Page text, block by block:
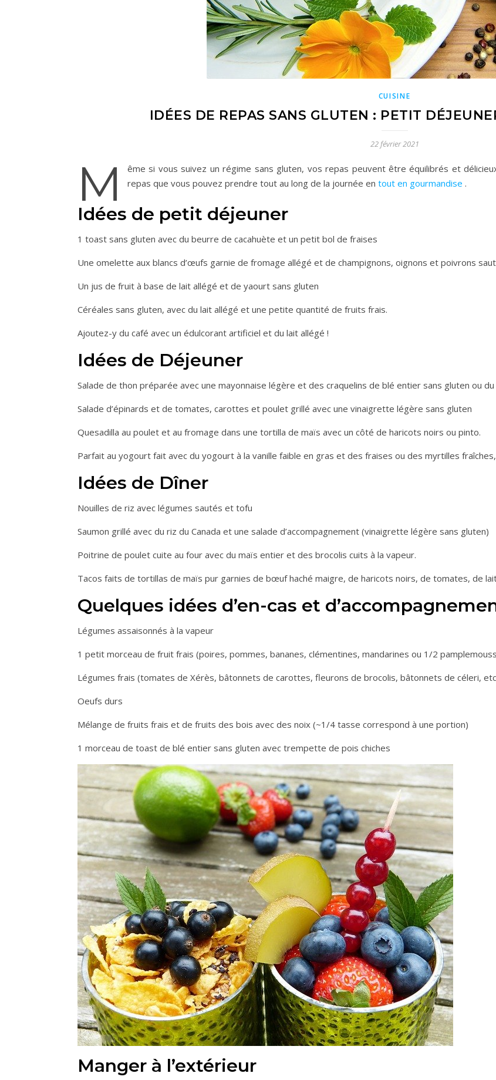
CUISINE
IDÉES DE REPAS SANS GLUTEN : PETIT
22 février 2021
M
ême si vous suivez un régime sans gluten, vos repas peuvent être équilibrés et
repas que vous pouvez prendre tout au long de la journée en tout en gourmandise .
Idées de petit déjeuner
1 toast sans gluten avec du beurre de cacahuète et un petit bol de fraises
Une omelette aux blancs d’œufs garnie de fromage allégé et de champignons, oignons et poivrons
Un jus de fruit à base de lait allégé et de yaourt sans gluten
Céréales sans gluten, avec du lait allégé et une petite quantité de fruits frais.
Ajoutez-y du café avec un édulcorant artificiel et du lait allégé !
Idées de Déjeuner
Salade de thon préparée avec une mayonnaise légère et des craquelins de blé entier sans gluten ou
Salade d’épinards et de tomates, carottes et poulet grillé avec une vinaigrette légère sans gluten
Quesadilla au poulet et au fromage dans une tortilla de maïs avec un côté de haricots noirs ou pinto.
Parfait au yogourt fait avec du yogourt à la vanille faible en gras et des fraises ou des myrtilles
Idées de Dîner
Nouilles de riz avec légumes sautés et tofu
Saumon grillé avec du riz du Canada et une salade d’accompagnement (vinaigrette légère sans gluten)
Poitrine de poulet cuite au four avec du maïs entier et des brocolis cuits à la vapeur.
Tacos faits de tortillas de maïs pur garnies de bœuf haché maigre, de haricots noirs, de tomates, de
Quelques idées d’en-cas et
Légumes assaisonnés à la vapeur
1 petit morceau de fruit frais (poires, pommes, bananes, clémentines, mandarines ou 1/2
Légumes frais (tomates de Xérès, bâtonnets de carottes, fleurons de brocolis, bâtonnets de céleri,
Oeufs durs
Mélange de fruits frais et de fruits des bois avec des noix (~1/4 tasse correspond à une portion)
1 morceau de toast de blé entier sans gluten avec trempette de pois chiches
Manger à l’extérieur